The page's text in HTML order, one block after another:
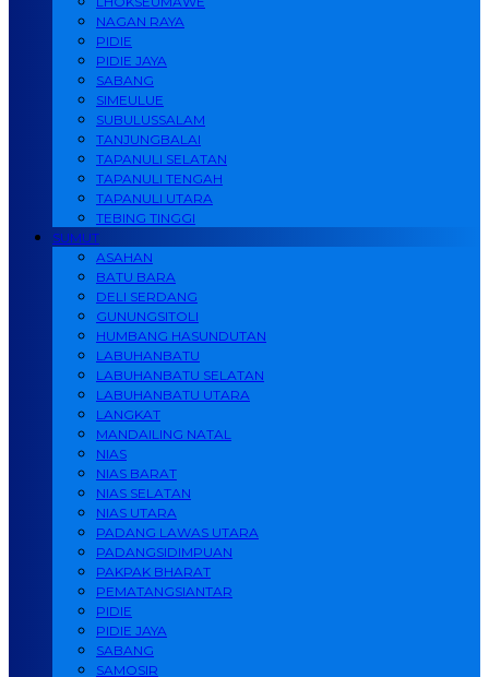
NAGAN RAYA
PIDIE
PIDIE JAYA
SABANG
SIMEULUE
SUBULUSSALAM
TANJUNGBALAI
TAPANULI SELATAN
TAPANULI TENGAH
TAPANULI UTARA
TEBING TINGGI
SUMUT
ASAHAN
BATU BARA
DELI SERDANG
GUNUNGSITOLI
HUMBANG HASUNDUTAN
LABUHANBATU
LABUHANBATU SELATAN
LABUHANBATU UTARA
LANGKAT
MANDAILING NATAL
NIAS
NIAS BARAT
NIAS SELATAN
NIAS UTARA
PADANG LAWAS UTARA
PADANGSIDIMPUAN
PAKPAK BHARAT
PEMATANGSIANTAR
PIDIE
PIDIE JAYA
SABANG
SAMOSIR